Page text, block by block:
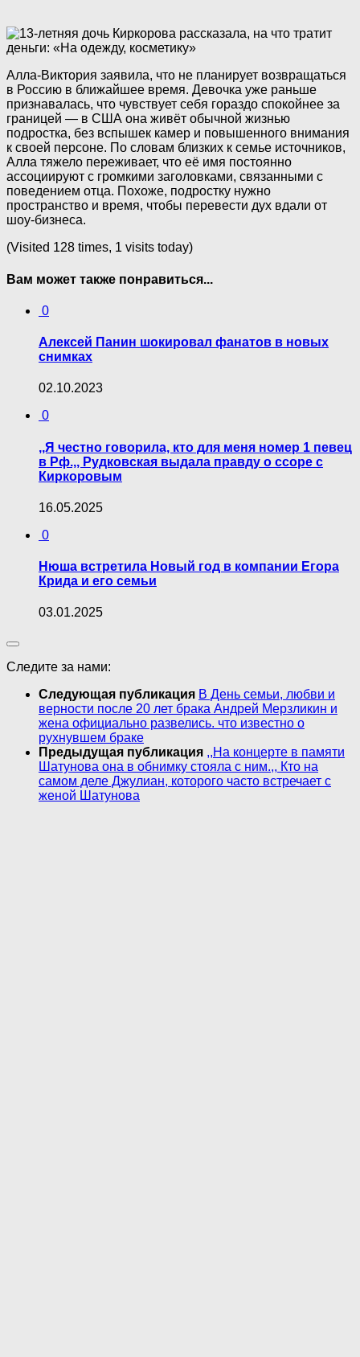
Алла-Виктория заявила, что не планирует возвращаться
в Россию в ближайшее время. Девочка уже раньше
признавалась, что чувствует себя гораздо спокойнее за
границей — в США она живёт обычной жизнью
подростка, без вспышек камер и повышенного внимания
к своей персоне. По словам близких к семье источников,
Алла тяжело переживает, что её имя постоянно
ассоциируют с громкими заголовками, связанными с
поведением отца. Похоже, подростку нужно
пространство и время, чтобы перевести дух вдали от
шоу-бизнеса.
(Visited 128 times, 1 visits today)
Вам может также понравиться...
0
Алексей Панин шокировал фанатов в новых
снимках
02.10.2023
0
,,Я честно говорила, кто для меня номер 1 певец
в Рф.,, Рудковская выдала правду о ссоре с
Киркоровым
16.05.2025
0
Нюша встретила Новый год в компании Егора
Крида и его семьи
03.01.2025
Следите за нами:
Следующая публикация В День семьи, любви и
верности после 20 лет брака Андрей Мерзликин и
жена официально развелись. что известно о
рухнувшем браке
Предыдущая публикация ,,На концерте в памяти
Шатунова она в обнимку стояла с ним.,, Кто на
самом деле Джулиан, которого часто встречает с
женой Шатунова